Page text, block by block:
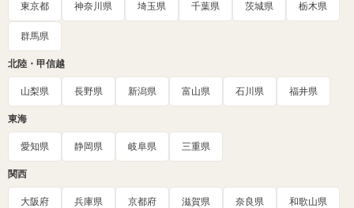
東京都 神奈川県 埼玉県 千葉県 茨城県 栃木県
群馬県
北陸・甲信越
山梨県 長野県 新潟県 富山県 石川県 福井県
東海
愛知県 静岡県 岐阜県 三重県
関西
大阪府 兵庫県 京都府 滋賀県 奈良県 和歌山県